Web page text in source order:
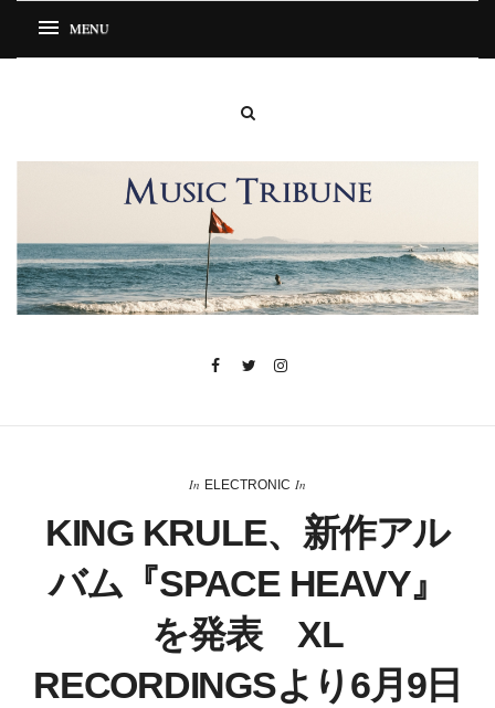
In ELECTRONIC In
KING KRULE、新作アル
バム『SPACE HEAVY』
を発表 XL
RECORDINGSより6月9日